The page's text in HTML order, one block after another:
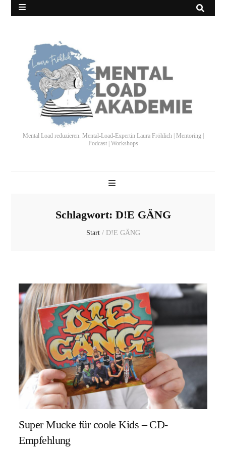
Mental Load reduzieren. Mental-Load-Expertin Laura Fröhlich | Mentoring |
Podcast | Workshops
Schlagwort: D!E GÄNG
Start / D!E GÄNG
Super Mucke für coole Kids – CD-
Empfehlung